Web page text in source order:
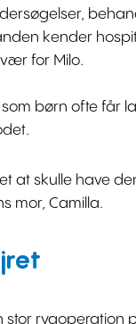
kender
for Milo.
børn ofte får
at skulle have
mor, Camilla.
stor rygoperation